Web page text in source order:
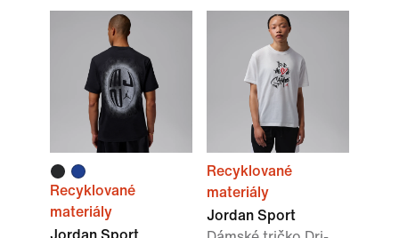
Recyklované
materiály
Jordan Sport
Recyklované
materiály
Jordan Sport